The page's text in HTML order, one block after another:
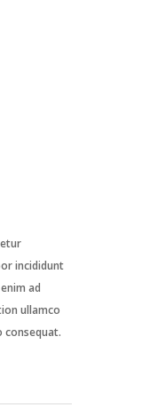
incididunt
ad
ullamco
consequat.